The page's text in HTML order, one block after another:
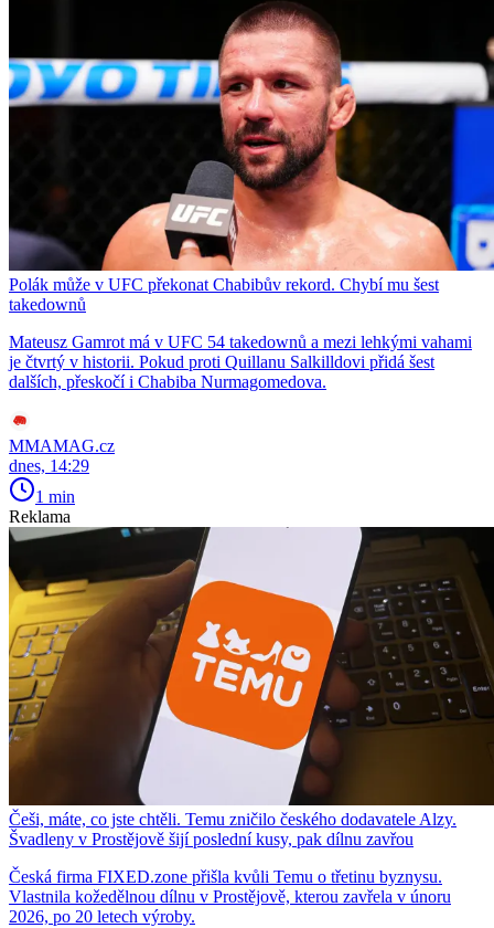
Polák může v UFC překonat Chabibův rekord. Chybí mu šest
takedownů
Mateusz Gamrot má v UFC 54 takedownů a mezi lehkými vahami
je čtvrtý v historii. Pokud proti Quillanu Salkilldovi přidá šest
dalších, přeskočí i Chabiba Nurmagomedova.
MMAMAG.cz
dnes, 14:29
1 min
Reklama
Češi, máte, co jste chtěli. Temu zničilo českého dodavatele Alzy.
Švadleny v Prostějově šijí poslední kusy, pak dílnu zavřou
Česká firma FIXED.zone přišla kvůli Temu o třetinu byznysu.
Vlastnila kožedělnou dílnu v Prostějově, kterou zavřela v únoru
2026, po 20 letech výroby.